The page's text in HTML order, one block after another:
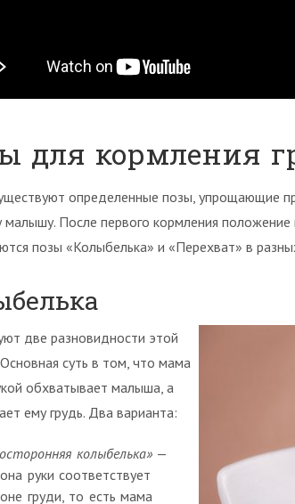
для кормления
определенные позы, упрощающие
малышу. После первого кормления
позы «Колыбелька» и «Перехват» в
две разновидности этой
суть в том, что мама
обхватывает малыша, а
ему грудь. Два варианта:
колыбелька»—
руки соответствует
груди, то есть мама